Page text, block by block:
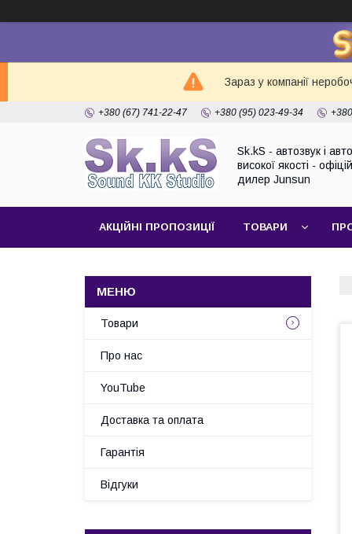
Зараз у компанії
+380 (67) 741-22-47 +380 (95) 023-49-34
Sk.kS - автозвук і
високої якості -
дилер Junsun
АКЦІЙНІ ПРОПОЗИЦІЇ ТОВАРИ
Товари
Про нас
YouTube
Доставка та оплата
Гарантія
Відгуки